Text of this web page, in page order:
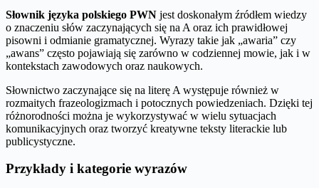
Słownik języka polskiego PWN jest doskonałym źródłem wiedzy
o znaczeniu słów zaczynających się na A oraz ich prawidłowej
pisowni i odmianie gramatycznej. Wyrazy takie jak „awaria” czy
„awans” często pojawiają się zarówno w codziennej mowie, jak i w
kontekstach zawodowych oraz naukowych.
Słownictwo zaczynające się na literę A występuje również w
rozmaitych frazeologizmach i potocznych powiedzeniach. Dzięki tej
różnorodności można je wykorzystywać w wielu sytuacjach
komunikacyjnych oraz tworzyć kreatywne teksty literackie lub
publicystyczne.
Przykłady i kategorie wyrazów